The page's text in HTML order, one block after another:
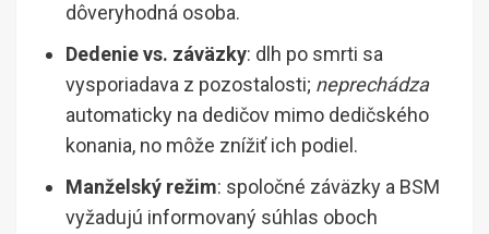
dôveryhodná osoba.
Dedenie vs. záväzky: dlh po smrti sa
vysporiadava z pozostalosti; neprechádza
automaticky na dedičov mimo dedičského
konania, no môže znížiť ich podiel.
Manželský režim: spoločné záväzky a BSM
vyžadujú informovaný súhlas oboch